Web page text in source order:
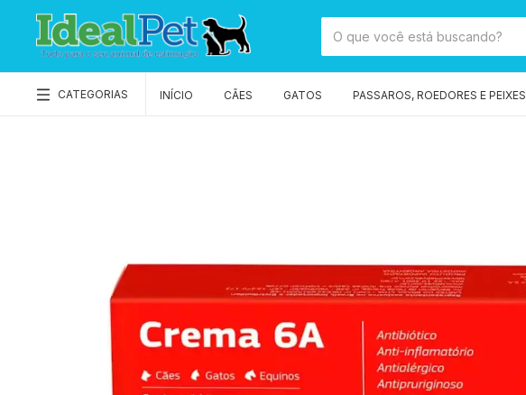
CATEGORIAS INÍCIO CÃES GATOS PASSAROS, ROEDORES E PEIXES